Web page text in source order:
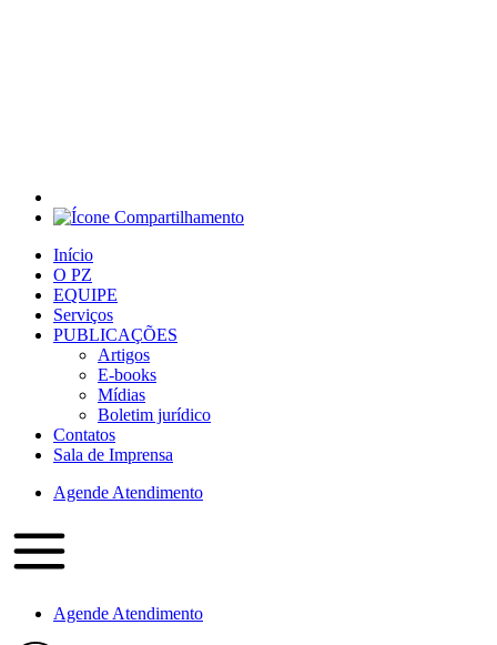
Início
O PZ
EQUIPE
Serviços
PUBLICAÇÕES
Artigos
E-books
Mídias
Boletim jurídico
Contatos
Sala de Imprensa
Agende Atendimento
Agende Atendimento